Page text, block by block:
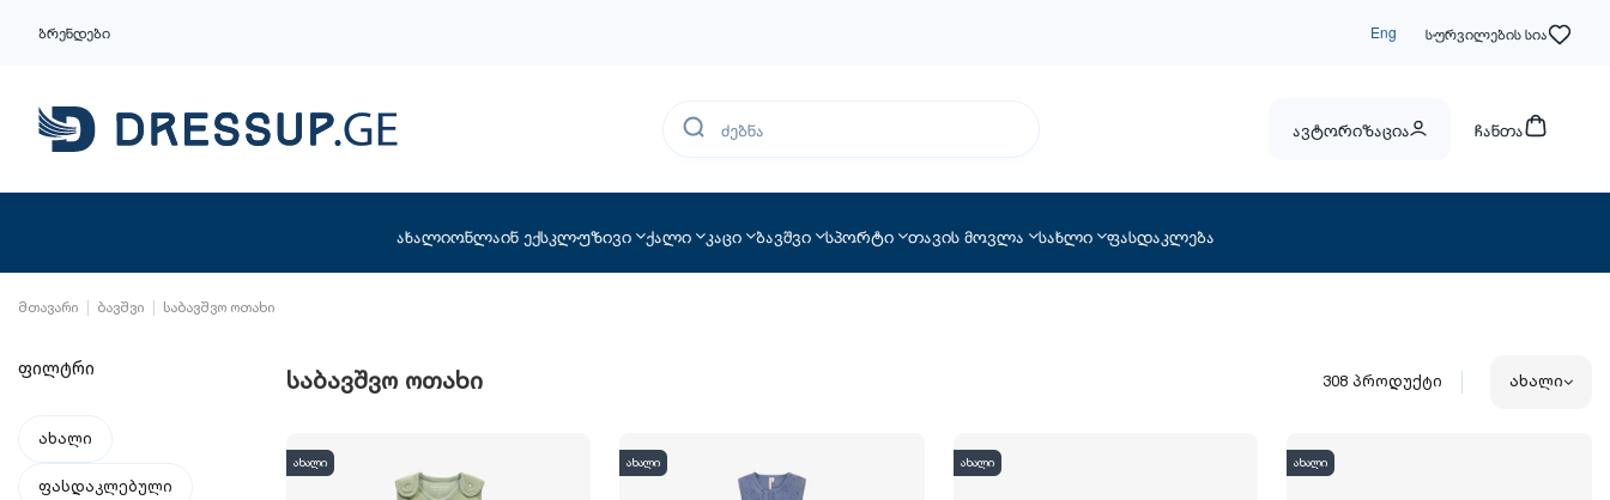
ბრენდები Eng სურვილების სია
ავტორიზაცია ჩანთა
ახალიონლაინ ექსკლუზივი ქალი კაცი ბავშვი სპორტი თავის მოვლა სახლი ფასდაკლება
მთავარი ბავშვი საბავშვო ოთახი
საბავშვო ოთახი 308პროდუქტი ახალი
ახალი ახალი ახალი ახალი
ფილტრი
ახალი
ფასდაკლებული